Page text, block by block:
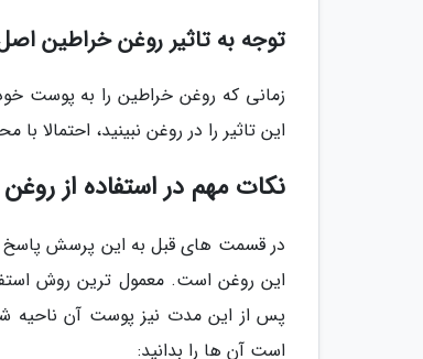
توجه به تاثیر روغن خراطین
زمانی که روغن خراطین را به پوست
این تاثیر را در روغن نبینید، احتمالا
نکات مهم در استفاده از
در قسمت های قبل به این پرسش
پس از این مدت نیز پوست آن ناحیه
است آن ها را بدانید: